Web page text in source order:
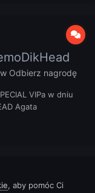
Odbierz nagrodę
VIPa w dniu
Agata
, aby pomóc Ci